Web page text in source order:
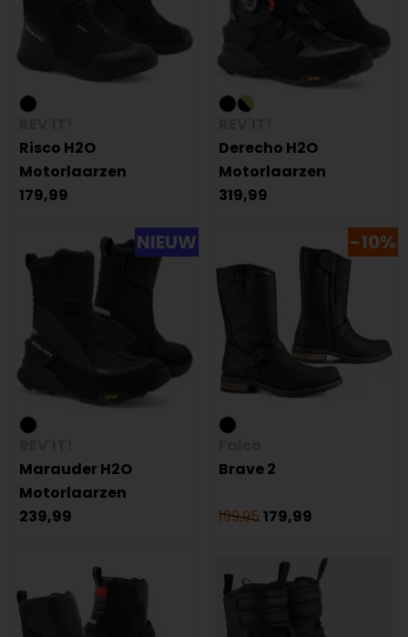
Risco H2O
Motorlaarzen
179,99
Derecho H2O
Motorlaarzen
319,99
NIEUW
Marauder H2O
Motorlaarzen
239,99
-10%
Brave 2
199,95 179,99